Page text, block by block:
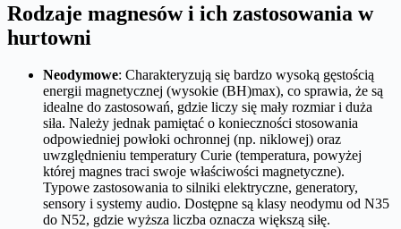
Rodzaje magnesów i ich zastosowania w
hurtowni
Neodymowe: Charakteryzują się bardzo wysoką gęstością
energii magnetycznej (wysokie (BH)max), co sprawia, że są
idealne do zastosowań, gdzie liczy się mały rozmiar i duża
siła. Należy jednak pamiętać o konieczności stosowania
odpowiedniej powłoki ochronnej (np. niklowej) oraz
uwzględnieniu temperatury Curie (temperatura, powyżej
której magnes traci swoje właściwości magnetyczne).
Typowe zastosowania to silniki elektryczne, generatory,
sensory i systemy audio. Dostępne są klasy neodymu od N35
do N52, gdzie wyższa liczba oznacza większą siłę.